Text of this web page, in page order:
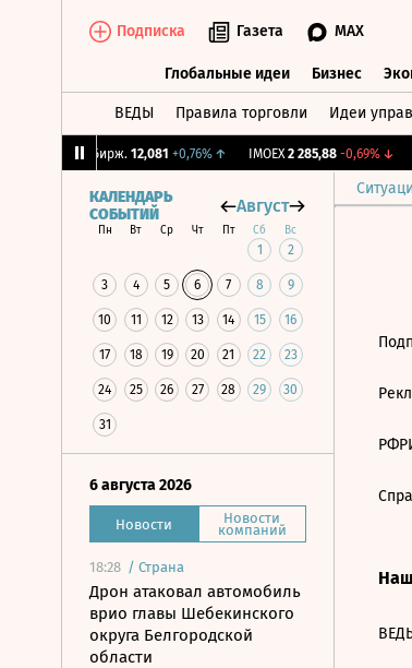
Подписка Газета MAX
Глобальные идеи Бизнес
ВЕДЫ Правила торговли Идеи
CNY Бирж. 12,081 +0,76%↑ IMOEX 2 285,88 -0,69%↓
КАЛЕНДАРЬ
СОБЫТИЙ
Август
Пн Вт Ср Чт Пт Сб Вс
1 2
3 4 5 6 7 8 9
10 11 12 13 14 15 16
17 18 19 20 21 22 23
24 25 26 27 28 29 30
31
6 августа 2026
Новости Новости
компаний
18:28 / Страна
Дрон атаковал автомобиль
врио главы Шебекинского
округа Белгородской
области